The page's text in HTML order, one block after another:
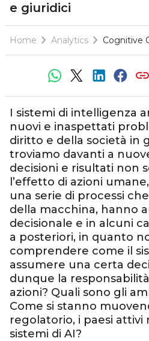
e giuridici
Home Analytics Cognitive
I sistemi di intelligenza
nuovi e inaspettati
diritto e della società in
troviamo davanti a
decisioni e risultati non
l’effetto di azioni
una serie di processi
della macchina, hanno
decisionale e in alcuni
a posteriori, in quanto
comprendere come il
assumere una certa
dunque la
azioni? Quali sono gli
Come si stanno
regolatorio, i paesi attivi
sistemi di AI?